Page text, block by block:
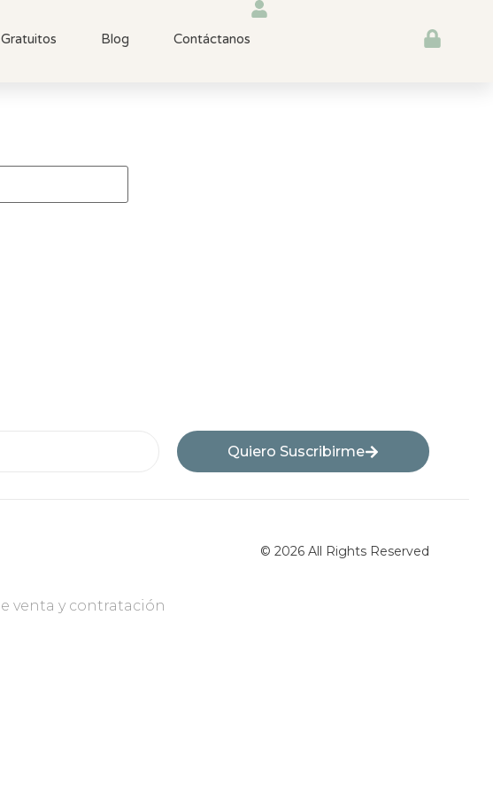
Blog Contáctanos
Quiero Suscribirme
© 2026 All Rights Reserved
venta y contratación